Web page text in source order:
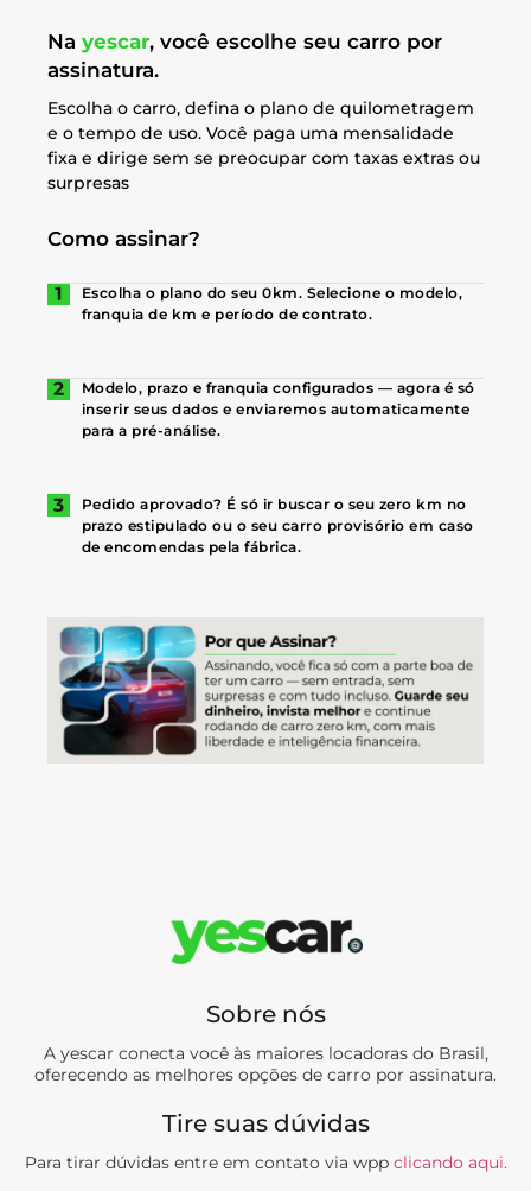
Na yescar, você escolhe seu carro por
assinatura.
Escolha o carro, defina o plano de quilometragem
e o tempo de uso. Você paga uma mensalidade
fixa e dirige sem se preocupar com taxas extras ou
surpresas
Como assinar?
Escolha o plano do seu 0km. Selecione o modelo,
franquia de km e período de contrato.
Modelo, prazo e franquia configurados — agora é só
inserir seus dados e enviaremos automaticamente
para a pré-análise.
Pedido aprovado? É só ir buscar o seu zero km no
prazo estipulado ou o seu carro provisório em caso
de encomendas pela fábrica.
Sobre nós
A yescar conecta você às maiores locadoras do Brasil,
oferecendo as melhores opções de carro por assinatura.
Tire suas dúvidas
Para tirar dúvidas entre em contato via wpp clicando aqui.